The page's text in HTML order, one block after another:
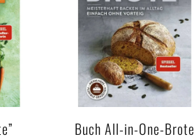
Buch All-in-One-Brote